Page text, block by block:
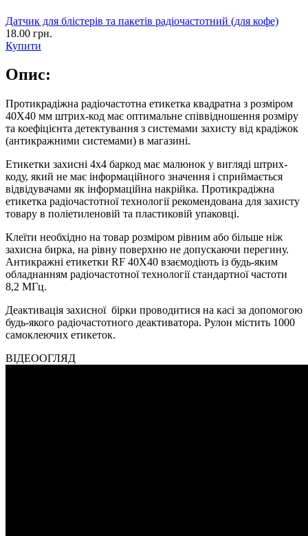
Датчик для блістерів та пакетів радіочастотний (для кофе)
18.00 грн.
Купити
Опис:
Протикрадіжна радіочастотна етикетка квадратна з розміром
40X40 мм штрих-код має оптимальне співвідношення розміру
та коефіцієнта детектування з системами захисту від крадіжок
(антикражними системами) в магазині.
Етикетки захисні 4х4 баркод має малюнок у вигляді штрих-
коду, який не має інформаційного значення і сприймається
відвідувачами як інформаційна накрійка. Протикрадіжна
етикетка радіочастотної технології рекомендована для захисту
товару в поліетиленовій та пластиковій упаковці.
Клеїти необхідно на товар розміром рівним або більше ніж
захисна бирка, на рівну поверхню не допускаючи перегину.
Антикражні етикетки RF 40X40 взаємодіють із будь-яким
обладнанням радіочастотної технології стандартної частоти
8,2 МГц.
Деактивація захисної бірки проводитися на касі за допомогою
будь-якого радіочастотного деактиватора. Рулон містить 1000
самоклеючих етикеток.
ВІДЕООГЛЯД